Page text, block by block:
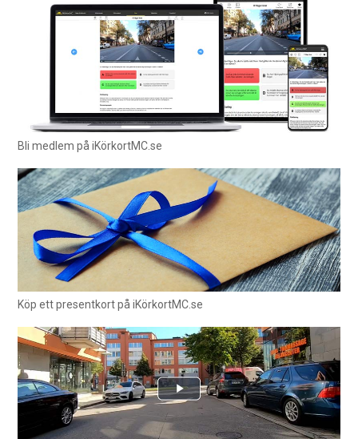
Bli medlem på iKörkortMC.se
Köp ett presentkort på iKörkortMC.se